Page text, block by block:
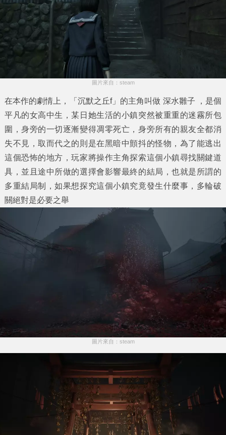
圖片來自：steam
在本作的劇情上，「沉默之丘f」的主角叫做 深水雛子 ，是個
平凡的女高中生，某日她生活的小鎮突然被重重的迷霧所包
圍，身旁的一切逐漸變得凋零死亡，身旁所有的親友全都消
失不見，取而代之的則是在黑暗中顫抖的怪物，為了能逃出
這個恐怖的地方，玩家將操作主角探索這個小鎮尋找關鍵道
具，並且途中所做的選擇會影響最終的結局，也就是所謂的
多重結局制，如果想探究這個小鎮究竟發生什麼事，多輪破
關絕對是必要之舉
圖片來自：steam